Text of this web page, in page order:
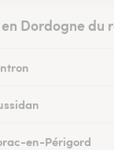
Dordogne du
en-Périgord